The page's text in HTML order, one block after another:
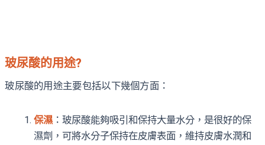
玻尿酸的用途?
玻尿酸的用途主要包括以下幾個方面：
保濕 ：玻尿酸能夠吸引和保持大量水分，是很好的保
濕劑，可將水分子保持在皮膚表面，維持皮膚水潤和